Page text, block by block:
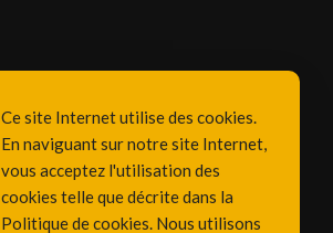
Ce site Internet utilise des cookies.
En naviguant sur notre site Internet,
vous acceptez l'utilisation des
cookies telle que décrite dans la
Politique de cookies. Nous utilisons